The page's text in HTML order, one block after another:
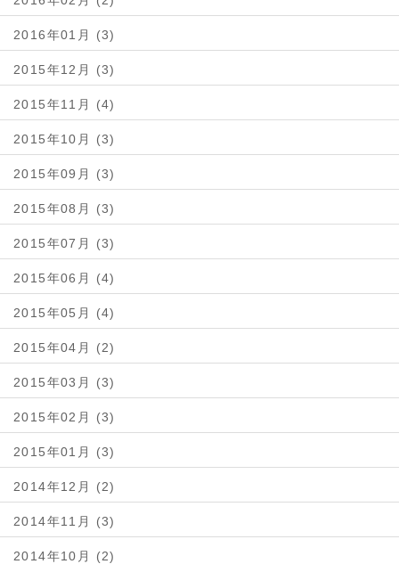
2016年01月 (3)
2015年12月 (3)
2015年11月 (4)
2015年10月 (3)
2015年09月 (3)
2015年08月 (3)
2015年07月 (3)
2015年06月 (4)
2015年05月 (4)
2015年04月 (2)
2015年03月 (3)
2015年02月 (3)
2015年01月 (3)
2014年12月 (2)
2014年11月 (3)
2014年10月 (2)